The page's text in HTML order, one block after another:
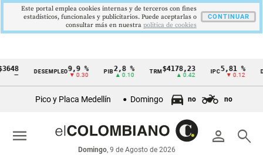
Cintillo
económicos
Colombia
DESEMPLEO9,9 %
▼ 0.30
PIB2,8 %
▲ 0.10
TRM$4178,23
▲ 0.42
IPC5,81 %
▼ 0.12
Pico y Placa Medellín Domingo no no
person search
Domingo, 9 de Agosto de 2026
menu
Este portal emplea cookies internas y de terceros con fines
estadísticos, funcionales y publicitarios. Puede aceptarlas o
consultar más en nuestra politica de cookies
CONTINUAR